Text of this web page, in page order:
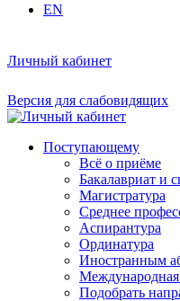
EN
Личный кабинет
Версия для слабовидящих
Поступающему
Всё о приёме
Бакалавриат и
Магистратура
Среднее
Аспирантура
Ординатура
Иностранным
Подобрать